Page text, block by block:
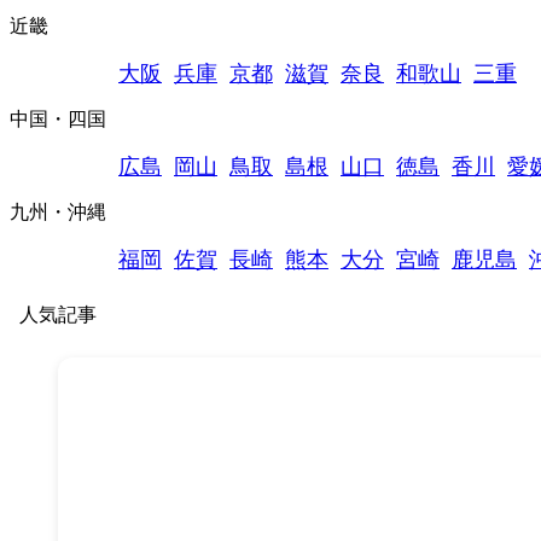
近畿
大阪 兵庫 京都 滋賀 奈良 和歌山 三重
中国・四国
広島 岡山 鳥取 島根 山口 徳島 香川 愛
九州・沖縄
福岡 佐賀 長崎 熊本 大分 宮崎 鹿児島
人気記事